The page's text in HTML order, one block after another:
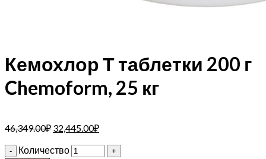
Кемохлор Т таблетки 200 г
Chemoform, 25 кг
46,349.00₽ 32,445.00₽
Количество